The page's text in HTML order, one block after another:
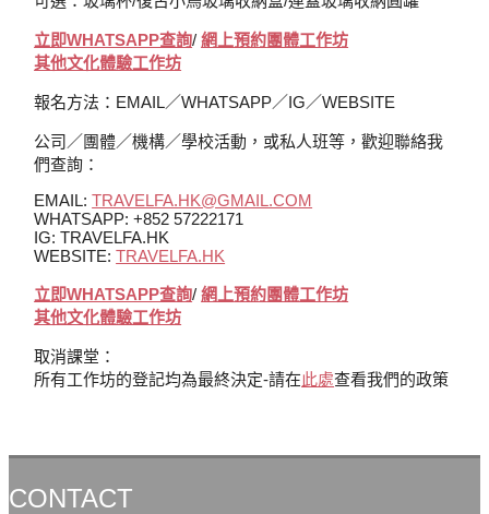
立即WHATSAPP查詢/網上預約團體工作坊
其他文化體驗工作坊
報名方法：EMAIL／WHATSAPP／IG／WEBSITE
公司／團體／機構／學校活動，或私人班等，歡迎聯絡我
們查詢：
EMAIL:TRAVELFA.HK@GMAIL.COM
WHATSAPP: +852 57222171
IG: TRAVELFA.HK
WEBSITE:TRAVELFA.HK
立即WHATSAPP查詢/網上預約團體工作坊
其他文化體驗工作坊
取消課堂：
所有工作坊的登記均為最終決定-請在此處查看我們的政策
CONTACT